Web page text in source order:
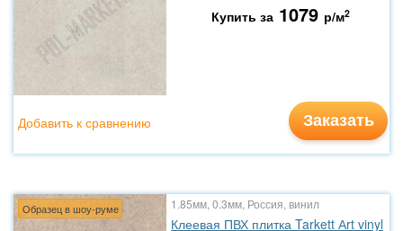
Купить за 1079 р/м2
Заказать
Добавить к сравнению
Образец в шоу-руме 1.85мм, 0.3мм, Россия, винил
Клеевая ПВХ плитка Tarkett Аrt vinyl